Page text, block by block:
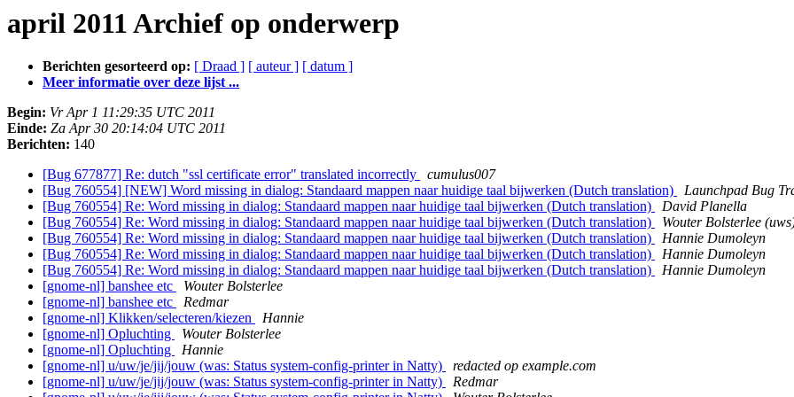
april 2011 Archief op onderwerp
Berichten gesorteerd op: [ Draad ] [ auteur ] [ datum ]
Meer informatie over deze lijst ...
Begin: Vr Apr 1 11:29:35 UTC 2011
Einde: Za Apr 30 20:14:04 UTC 2011
Berichten: 140
[Bug 677877] Re: dutch "ssl certificate error" translated incorrectly
cumulus007
[Bug 760554] [NEW] Word missing in dialog: Standaard mappen naar huidige taal bijwerken (Dutch translation)
Launchpad Bug
[Bug 760554] Re: Word missing in dialog: Standaard mappen naar huidige taal bijwerken (Dutch translation)
David Planella
[Bug 760554] Re: Word missing in dialog: Standaard mappen naar huidige taal bijwerken (Dutch translation)
Wouter Bolsterlee
[Bug 760554] Re: Word missing in dialog: Standaard mappen naar huidige taal bijwerken (Dutch translation)
Hannie Dumoleyn
[Bug 760554] Re: Word missing in dialog: Standaard mappen naar huidige taal bijwerken (Dutch translation)
Hannie Dumoleyn
[Bug 760554] Re: Word missing in dialog: Standaard mappen naar huidige taal bijwerken (Dutch translation)
Hannie Dumoleyn
[gnome-nl] banshee etc
Wouter Bolsterlee
[gnome-nl] banshee etc
Redmar
[gnome-nl] Klikken/selecteren/kiezen
Hannie
[gnome-nl] Opluchting
Wouter Bolsterlee
[gnome-nl] Opluchting
Hannie
[gnome-nl] u/uw/je/jij/jouw (was: Status system-config-printer in Natty)
redacted op example.com
[gnome-nl] u/uw/je/jij/jouw (was: Status system-config-printer in Natty)
Redmar